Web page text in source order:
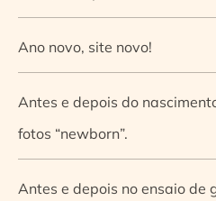
Ano novo, site novo!
Antes e depois do
fotos “newborn”.
Antes e depois no ensaio de